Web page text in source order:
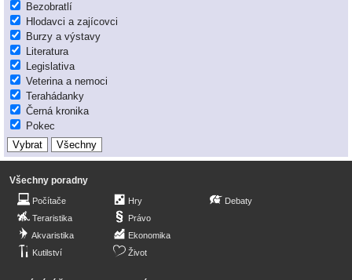
Bezobratlí
Hlodavci a zajícovci
Burzy a výstavy
Literatura
Legislativa
Veterina a nemoci
Terahádanky
Černá kronika
Pokec
Všechny poradny
Počítače
Teraristika
Akvaristika
Kutilství
Hry
Právo
Ekonomika
Život
Debaty